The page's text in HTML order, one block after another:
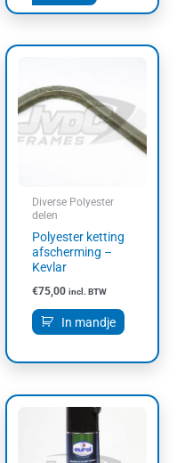
Diverse Polyester
delen
Polyester ketting
afscherming –
Kevlar
€75,00 incl. BTW
In mandje